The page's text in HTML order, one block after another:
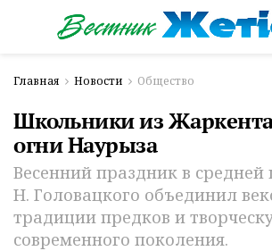
Главная Новости Общество
Школьники из
огни Наурыза
Весенний праздник в
Н. Головацкого объединил
традиции предков и
современного поколения.